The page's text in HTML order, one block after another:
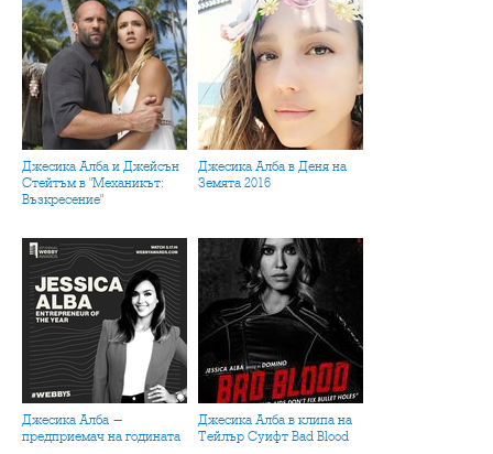
Джесика Алба и Джейсън
Стейтъм в "Механикът:
Възкресение"
Джесика Алба в Деня на
Земята 2016
Джесика Алба -
предприемач на годината
Джесика Алба в клипа на
Тейлър Суифт Bad Blood